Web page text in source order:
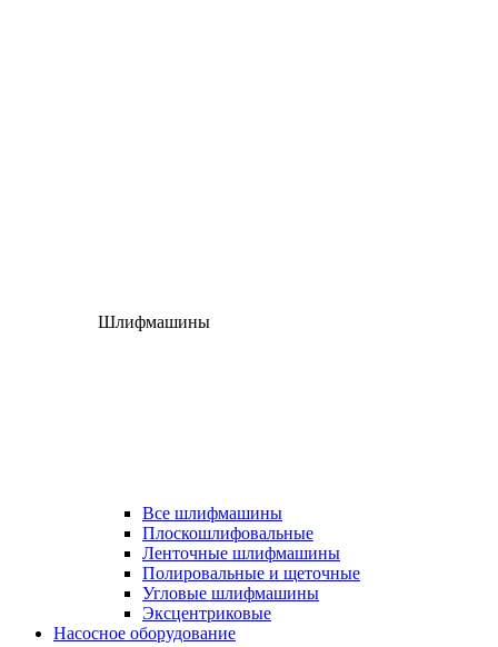
Шлифмашины
Все шлифмашины
Плоскошлифовальные
Ленточные шлифмашины
Полировальные и щеточные
Угловые шлифмашины
Эксцентриковые
Насосное оборудование